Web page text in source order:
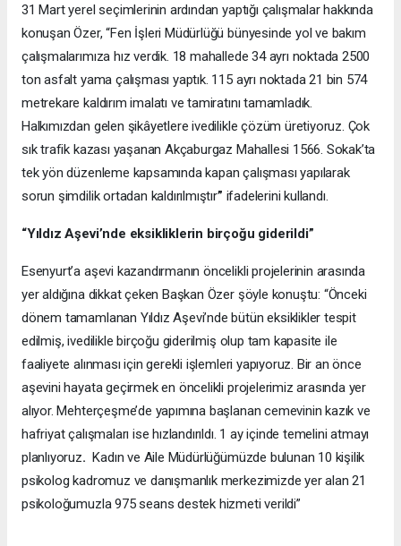
31 Mart yerel seçimlerinin ardından yaptığı çalışmalar hakkında
konuşan Özer, “Fen İşleri Müdürlüğü bünyesinde yol ve bakım
çalışmalarımıza hız verdik. 18 mahallede 34 ayrı noktada 2500
ton asfalt yama çalışması yaptık. 115 ayrı noktada 21 bin 574
metrekare kaldırım imalatı ve tamiratını tamamladık.
Halkımızdan gelen şikâyetlere ivedilikle çözüm üretiyoruz. Çok
sık trafik kazası yaşanan Akçaburgaz Mahallesi 1566. Sokak’ta
tek yön düzenleme kapsamında kapan çalışması yapılarak
sorun şimdilik ortadan kaldırılmıştır” ifadelerini kullandı.
“Yıldız Aşevi’nde eksikliklerin birçoğu giderildi”
Esenyurt’a aşevi kazandırmanın öncelikli projelerinin arasında
yer aldığına dikkat çeken Başkan Özer şöyle konuştu: “Önceki
dönem tamamlanan Yıldız Aşevi’nde bütün eksiklikler tespit
edilmiş, ivedilikle birçoğu giderilmiş olup tam kapasite ile
faaliyete alınması için gerekli işlemleri yapıyoruz. Bir an önce
aşevini hayata geçirmek en öncelikli projelerimiz arasında yer
alıyor. Mehterçeşme’de yapımına başlanan cemevinin kazık ve
hafriyat çalışmaları ise hızlandırıldı. 1 ay içinde temelini atmayı
planlıyoruz. Kadın ve Aile Müdürlüğümüzde bulunan 10 kişilik
psikolog kadromuz ve danışmanlık merkezimizde yer alan 21
psikoloğumuzla 975 seans destek hizmeti verildi”